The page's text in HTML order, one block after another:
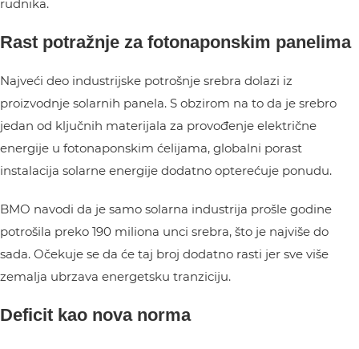
rudnika.
Rast potražnje za fotonaponskim panelima
Najveći deo industrijske potrošnje srebra dolazi iz
proizvodnje solarnih panela. S obzirom na to da je srebro
jedan od ključnih materijala za provođenje električne
energije u fotonaponskim ćelijama, globalni porast
instalacija solarne energije dodatno opterećuje ponudu.
BMO navodi da je samo solarna industrija prošle godine
potrošila preko 190 miliona unci srebra, što je najviše do
sada. Očekuje se da će taj broj dodatno rasti jer sve više
zemalja ubrzava energetsku tranziciju.
Deficit kao nova norma